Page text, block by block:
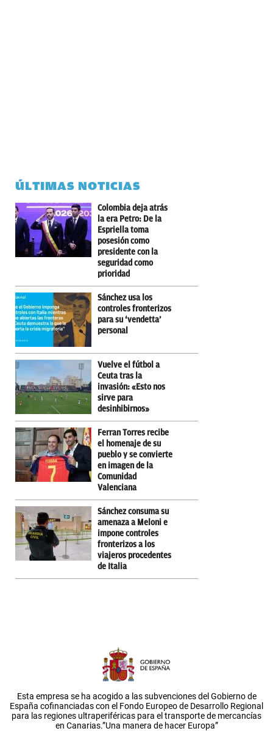
ÚLTIMAS NOTICIAS
Colombia deja atrás
la era Petro: De la
Espriella toma
posesión como
presidente con la
seguridad como
prioridad
Sánchez usa los
controles fronterizos
para su ‘vendetta’
personal
Vuelve el fútbol a
Ceuta tras la
invasión: «Esto nos
sirve para
desinhibirnos»
Ferran Torres recibe
el homenaje de su
pueblo y se convierte
en imagen de la
Comunidad
Valenciana
Sánchez consuma su
amenaza a Meloni e
impone controles
fronterizos a los
viajeros procedentes
de Italia
Esta empresa se ha acogido a las subvenciones del Gobierno de
España cofinanciadas con el Fondo Europeo de Desarrollo Regional
para las regiones ultraperiféricas para el transporte de mercancías
en Canarias.”Una manera de hacer Europa”